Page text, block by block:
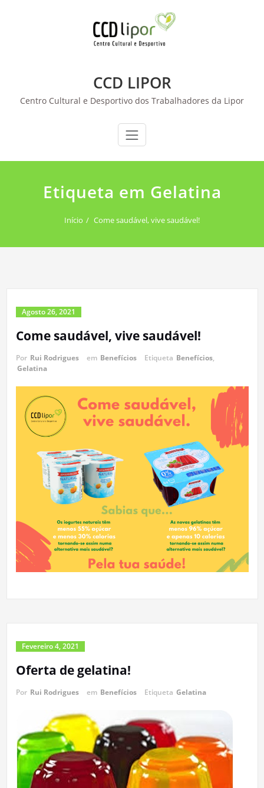
CCD LIPOR
Centro Cultural e Desportivo dos Trabalhadores da Lipor
Etiqueta em Gelatina
Início Come saudável, vive saudável!
Agosto 26, 2021
Come saudável, vive saudável!
Por Rui Rodrigues em Benefícios Etiqueta Benefícios,
Gelatina
Fevereiro 4, 2021
Oferta de gelatina!
Por Rui Rodrigues em Benefícios Etiqueta Gelatina